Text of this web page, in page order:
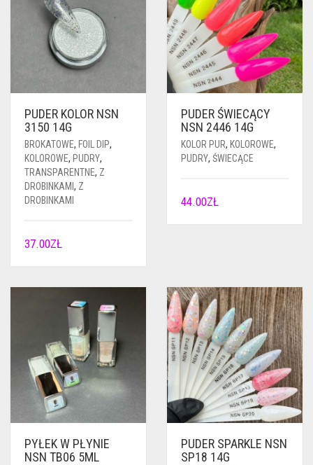
PUDER KOLOR NSN
3150 14G
BROKATOWE, FOIL DIP,
KOLOROWE, PUDRY,
TRANSPARENTNE, Z
DROBINKAMI , Z
DROBINKAMI
37.00ZŁ
PUDER ŚWIECĄCY
NSN 2446 14G
KOLOR PUR, KOLOROWE,
PUDRY, ŚWIECĄCE
44.00ZŁ
PYŁEK W PŁYNIE
NSN TB06 5ML
PUDER SPARKLE NSN
SP18 14G